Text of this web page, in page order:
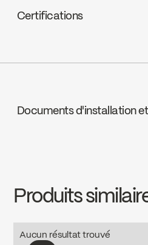
Certifications
Documents d'installation
Download ↘
Produits
Aucun résultat trouvé